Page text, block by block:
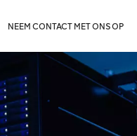
NEEM CONTACT MET ONS OP